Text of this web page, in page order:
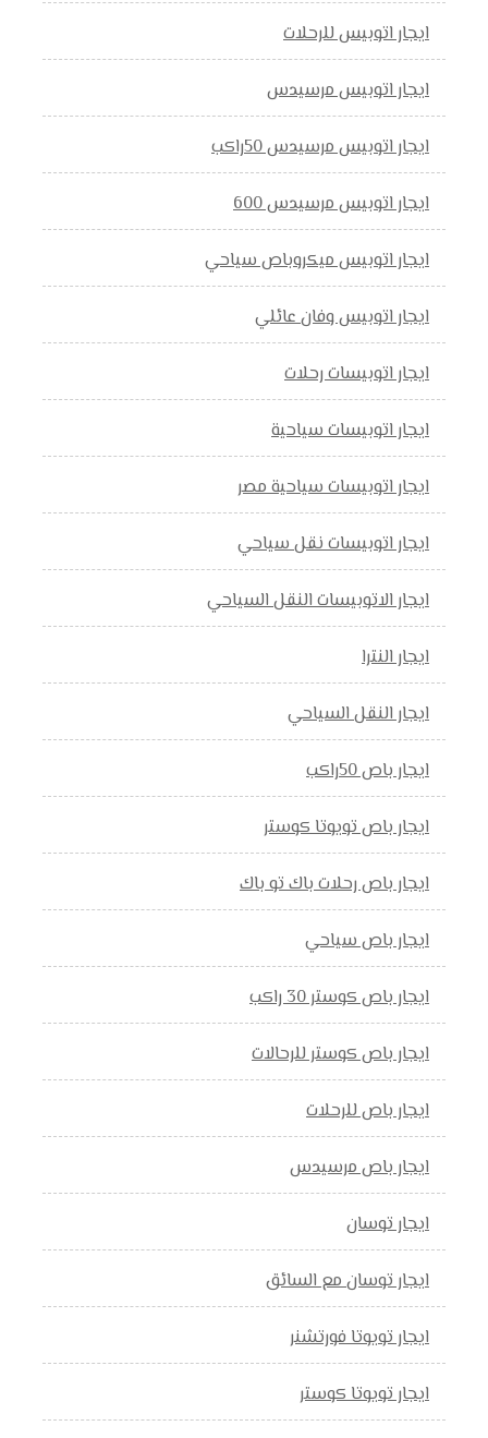
ايجار اتوبيس للرحلات
ايجار اتوبيس مرسيدس
ايجار اتوبيس مرسيدس 50راكب
ايجار اتوبيس مرسيدس 600
ايجار اتوبيس ميكروباص سياحي
ايجار اتوبيس وفان عائلي
ايجار اتوبيسات رحلات
ايجار اتوبيسات سياحية
ايجار اتوبيسات سياحية مصر
ايجار اتوبيسات نقل سياحي
ايجار الاتوبيسات النقل السياحي
ايجار النترا
ايجار النقل السياحي
ايجار باص 50راكب
ايجار باص تويوتا كوستر
ايجار باص رحلات باك تو باك
ايجار باص سياحي
ايجار باص كوستر 30 راكب
ايجار باص كوستر للرحالات
ايجار باص للرحلات
ايجار باص مرسيدس
ايجار توسان
ايجار توسان مع السائق
ايجار تويوتا فورتشنر
ايجار تويوتا كوستر